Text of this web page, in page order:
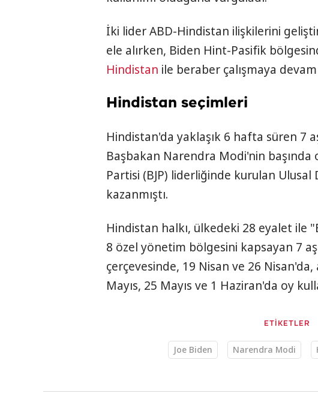
İki lider ABD-Hindistan ilişkilerini
ele alırken, Biden Hint-Pasifik
Hindistan ile beraber çalışmaya
Hindistan seçimleri
Hindistan'da yaklaşık 6 hafta süren 7
Başbakan Narendra Modi'nin başında
Partisi (BJP) liderliğinde kurulan
kazanmıştı.
Hindistan halkı, ülkedeki 28 eyalet ile
8 özel yönetim bölgesini kapsayan 7
çerçevesinde, 19 Nisan ve 26 Nisan'da,
Mayıs, 25 Mayıs ve 1 Haziran'da oy
ETİKETLER
Joe Biden Narendra Modi